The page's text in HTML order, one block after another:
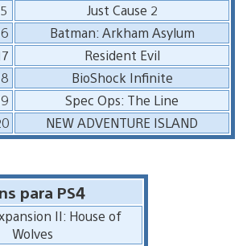
Just Cause 2
Batman: Arkham Asylum
Resident Evil
BioShock Infinite
Spec Ops: The Line
NEW ADVENTURE ISLAND
para PS4
II: House of
Wolves